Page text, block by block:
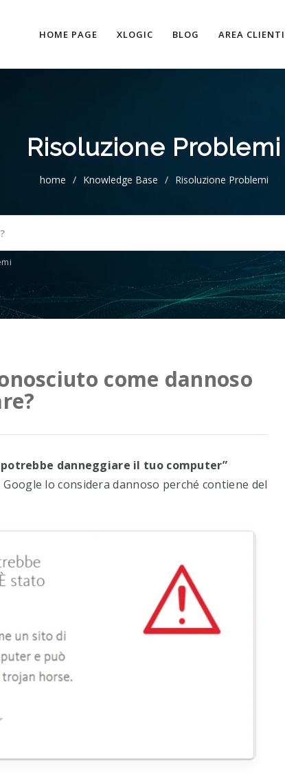
HOME PAGE XLOGIC BLOG AREA CLIENTI
Risoluzione Problemi
home / Knowledge Base / Risoluzione Problemi
come dannoso
danneggiare il tuo computer”
lo considera dannoso perché contiene del